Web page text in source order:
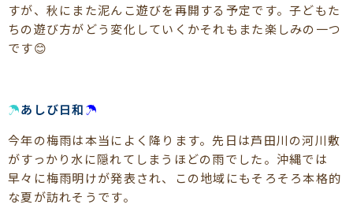
すが、秋にまた泥んこ遊びを再開する予定です。子どもた
ちの遊び方がどう変化していくかそれもまた楽しみの一つ
です😊
☂あしび日和☂
今年の梅雨は本当によく降ります。先日は芦田川の河川敷
がすっかり水に隠れてしまうほどの雨でした。沖縄では
早々に梅雨明けが発表され、この地域にもそろそろ本格的
な夏が訪れそうです。